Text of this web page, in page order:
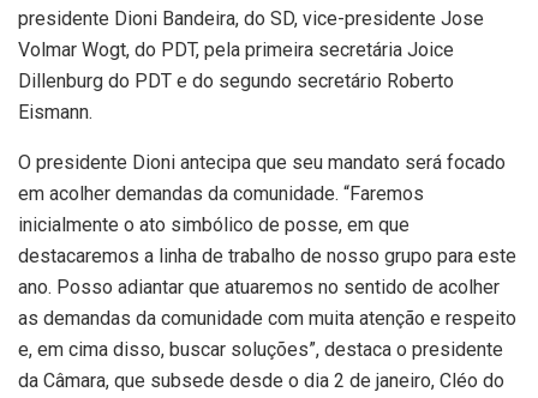
presidente Dioni Bandeira, do SD, vice-presidente Jose
Volmar Wogt, do PDT, pela primeira secretária Joice
Dillenburg do PDT e do segundo secretário Roberto
Eismann.
O presidente Dioni antecipa que seu mandato será focado
em acolher demandas da comunidade. “Faremos
inicialmente o ato simbólico de posse, em que
destacaremos a linha de trabalho de nosso grupo para este
ano. Posso adiantar que atuaremos no sentido de acolher
as demandas da comunidade com muita atenção e respeito
e, em cima disso, buscar soluções”, destaca o presidente
da Câmara, que subsede desde o dia 2 de janeiro, Cléo do